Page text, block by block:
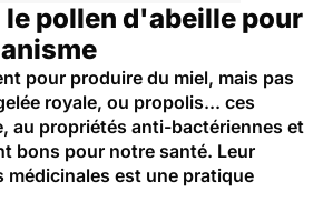
pollen d'abeille pour
pour produire du miel, mais pas
royale, ou propolis... ces
au propriétés anti-bactériennes et
bons pour notre santé. Leur
médicinales est une pratique